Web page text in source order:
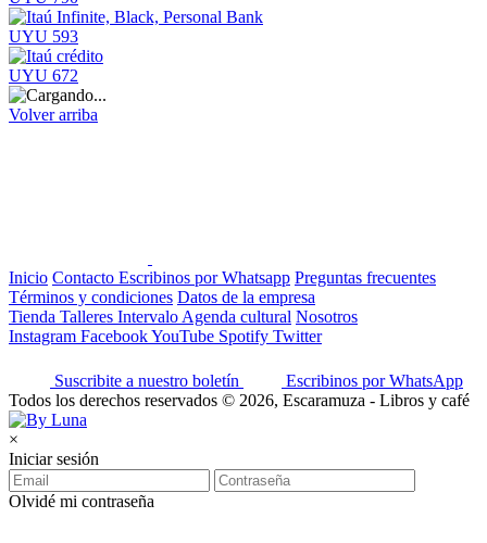
UYU 593
UYU 672
Volver arriba
Inicio Contacto Escribinos por Whatsapp Preguntas frecuentes
Términos y condiciones Datos de la empresa
Tienda Talleres Intervalo Agenda cultural Nosotros
Instagram FacebookYouTube Spotify Twitter
Suscribite a nuestro boletín
Escribinos por WhatsApp
Todos los derechos reservados © 2026, Escaramuza - Libros y café
×
Iniciar sesión
Olvidé mi contraseña